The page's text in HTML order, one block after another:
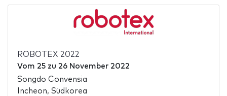
ROBOTEX 2022
Vom 25zu 26 November 2022
Songdo Convensia
Incheon, Südkorea